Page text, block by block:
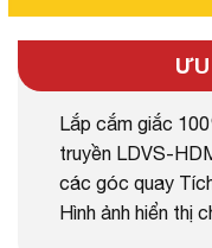
Lắp cắm giắc
truyền LDVS-
các góc quay
Hình ảnh hiển thị